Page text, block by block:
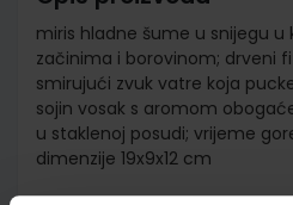
miris hladne šume u snijegu
začinima i borovinom; drveni
smirujući zvuk vatre koja
sojin vosak s aromom
u staklenoj posudi; vrijeme
dimenzije 19x9x12 cm